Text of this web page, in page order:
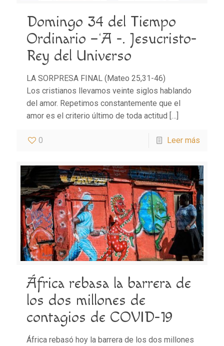
Domingo 34 del Tiempo
Ordinario –‘A -. Jesucristo-
Rey del Universo
LA SORPRESA FINAL (Mateo 25,31-46)
Los cristianos llevamos veinte siglos hablando
del amor. Repetimos constantemente que el
amor es el criterio último de toda actitud […]
0 Leer más
África rebasa la barrera de
los dos millones de
contagios de COVID-19
África rebasó hoy la barrera de los dos millones